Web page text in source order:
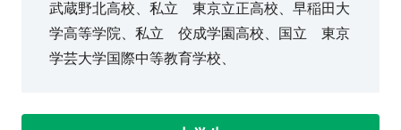
武蔵野北高校、私立 東京立正高校、早稲田大
学高等学院、私立 佼成学園高校、国立 東京
学芸大学国際中等教育学校、